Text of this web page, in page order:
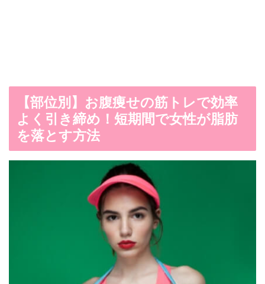
【部位別】お腹痩せの筋トレで効率
よく引き締め！短期間で女性が脂肪
を落とす方法